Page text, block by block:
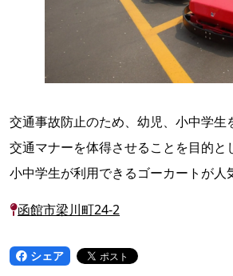
交通事故防止のため、幼児、小中学生
交通マナーを体得させることを目的と
小中学生が利用できるゴーカートが人
函館市梁川町24-2
シェア